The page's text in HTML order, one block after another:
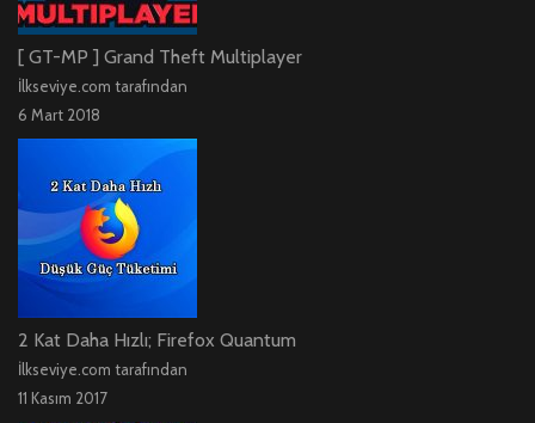
[ GT-MP ] Grand Theft Multiplayer
İlkseviye.com tarafından
6 Mart 2018
2 Kat Daha Hızlı; Firefox Quantum
İlkseviye.com tarafından
11 Kasım 2017